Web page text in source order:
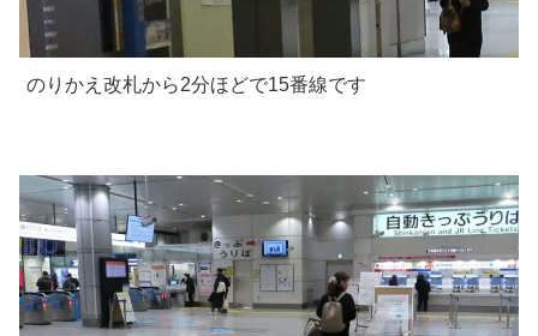
のりかえ改札から2分ほどで15番線です